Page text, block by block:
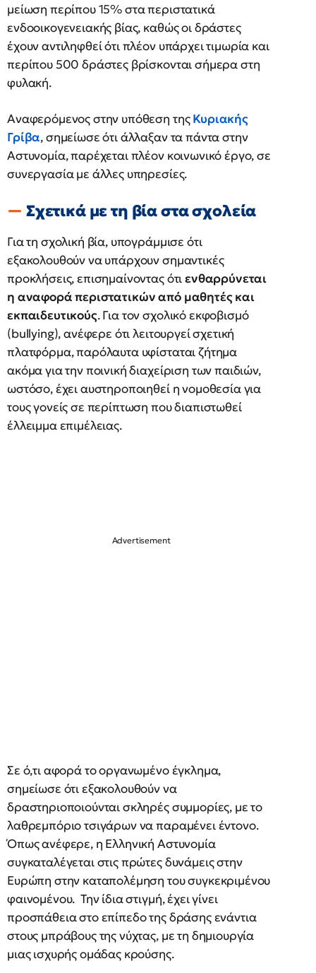
μείωση περίπου 15% στα περιστατικά
ενδοοικογενειακής βίας, καθώς οι δράστες
έχουν αντιληφθεί ότι πλέον υπάρχει τιμωρία και
περίπου 500 δράστες βρίσκονται σήμερα στη
φυλακή.
Αναφερόμενος στην υπόθεση τηςΚυριακής
Γρίβα, σημείωσε ότι άλλαξαν τα πάντα στην
Αστυνομία, παρέχεται πλέον κοινωνικό έργο, σε
συνεργασία με άλλες υπηρεσίες.
Σχετικά με τη βία στα σχολεία
Για τη σχολική βία, υπογράμμισε ότι
εξακολουθούν να υπάρχουν σημαντικές
προκλήσεις, επισημαίνοντας ότιενθαρρύνεται
η αναφορά περιστατικών από μαθητές και
εκπαιδευτικούς. Για τον σχολικό εκφοβισμό
(bullying), ανέφερε ότι λειτουργεί σχετική
πλατφόρμα, παρόλαυτα υφίσταται ζήτημα
ακόμα για την ποινική διαχείριση των παιδιών,
ωστόσο, έχει αυστηροποιηθεί η νομοθεσία για
τους γονείς σε περίπτωση που διαπιστωθεί
έλλειμμα επιμέλειας.
Σε ό,τι αφορά το οργανωμένο έγκλημα,
σημείωσε ότι εξακολουθούν να
δραστηριοποιούνται σκληρές συμμορίες, με το
λαθρεμπόριο τσιγάρων να παραμένει έντονο.
Όπως ανέφερε, η Ελληνική Αστυνομία
συγκαταλέγεται στις πρώτες δυνάμεις στην
Ευρώπη στην καταπολέμηση του συγκεκριμένου
φαινομένου. Την ίδια στιγμή, έχει γίνει
προσπάθεια στο επίπεδο της δράσης ενάντια
στους μπράβους της νύχτας, με τη δημιουργία
μιας ισχυρής ομάδας κρούσης.